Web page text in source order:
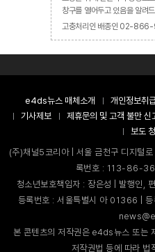
창구를 열어두고 있음을 알려
고충처리인 배종인 02-
e4ds뉴스 매체소개 개인정보취
기사제보
제휴문의 및 고객 불만 신
보도
(주)채널5코리아 | 서울 금천구 디지털
록번호 : 113-86-
청소년보호책임자 : 장은성 | 발행
등록번호 : 서울특별시 아 01366 |
본 콘텐츠의 저작권은 e4ds뉴스 또는
저작권법 등에 따라 법